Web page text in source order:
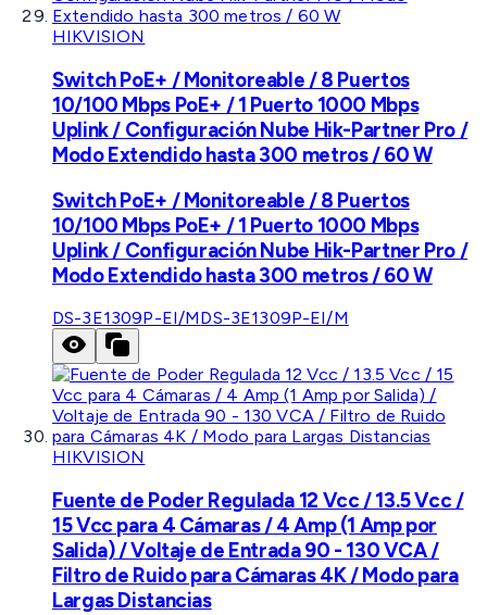
HIKVISION
Switch PoE+ / Monitoreable / 8 Puertos
10/100 Mbps PoE+ / 1 Puerto 1000 Mbps
Uplink / Configuración Nube Hik-Partner Pro /
Modo Extendido hasta 300 metros / 60 W
Switch PoE+ / Monitoreable / 8 Puertos
10/100 Mbps PoE+ / 1 Puerto 1000 Mbps
Uplink / Configuración Nube Hik-Partner Pro /
Modo Extendido hasta 300 metros / 60 W
DS-3E1309P-EI/MDS-3E1309P-EI/M
HIKVISION
Fuente de Poder Regulada 12 Vcc / 13.5 Vcc /
15 Vcc para 4 Cámaras / 4 Amp (1 Amp por
Salida) / Voltaje de Entrada 90 - 130 VCA /
Filtro de Ruido para Cámaras 4K / Modo para
Largas Distancias